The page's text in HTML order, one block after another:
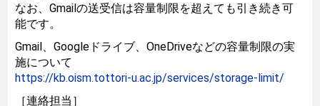
なお、Gmailの送受信は容量制限を超えても引き続き可
能です。
Gmail、Googleドライブ、OneDriveなどの容量制限の実
施について
https://kb.oism.tottori-u.ac.jp/services/storage-limit/
［連絡担当］